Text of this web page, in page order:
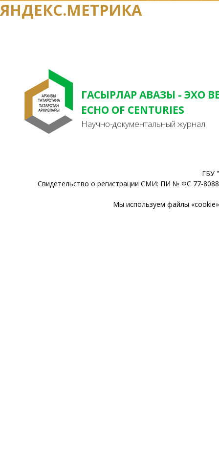
ЯНДЕКС.МЕТРИКА
ГАСЫРЛАР АВАЗЫ - ЭХО
ECHO OF CENTURIES
Научно-документальный журнал
ГБУ
Свидетельство о регистрации СМИ: ПИ № ФС 77-
Мы используем файлы «cookie»